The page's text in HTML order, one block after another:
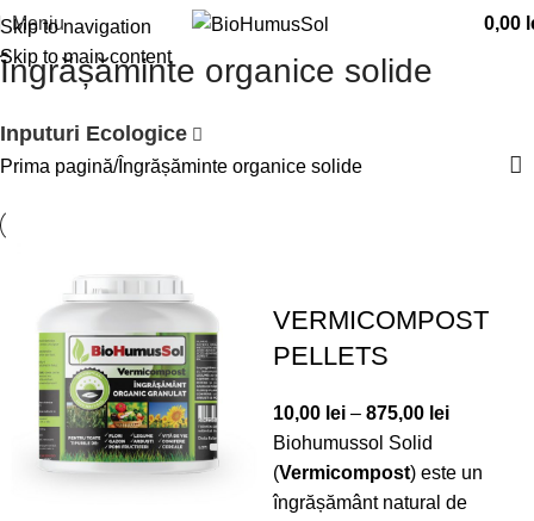
Skip to navigation
Skip to main content
Meniu 0,00
Îngrășăminte organice solide
Inputuri Ecologice
Prima pagină Îngrășăminte organice solide
VERMICOMPOST
PELLETS
10,00 lei – 875,00 lei
Biohumussol Solid
(Vermicompost) este un
îngrășământ natural de